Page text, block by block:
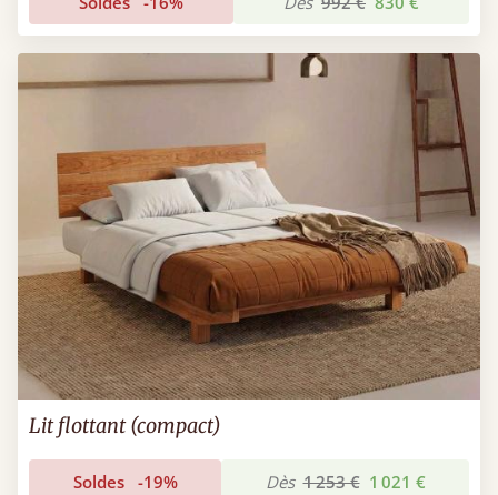
Lit flottant (compact)
Soldes -19% Dès 1 253 € 1 021 €